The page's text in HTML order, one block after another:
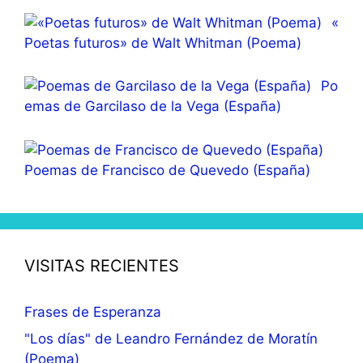
«
Poetas futuros» de Walt Whitman (Poema)
Po
emas de Garcilaso de la Vega (España)
Poemas de Francisco de Quevedo (España)
VISITAS RECIENTES
Frases de Esperanza
"Los días" de Leandro Fernández de Moratín
(Poema)